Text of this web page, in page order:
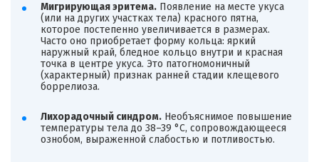
Мигрирующая эритема.Появление на месте укуса
(или на других участках тела) красного пятна,
которое постепенно увеличивается в размерах.
Часто оно приобретает форму кольца: яркий
наружный край, бледное кольцо внутри и красная
точка в центре укуса. Это патогномоничный
(характерный) признак ранней стадии клещевого
боррелиоза.
Лихорадочный синдром.Необъяснимое повышение
температуры тела до 38–39 °C, сопровождающееся
ознобом, выраженной слабостью и потливостью.